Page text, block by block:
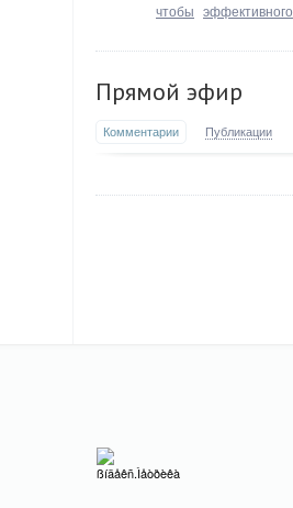
чтобы эффективного
Прямой эфир
Комментарии Публикации